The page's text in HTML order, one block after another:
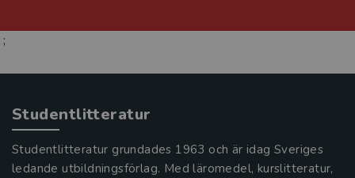
;
Studentlitteratur
Studentlitteratur grundades 1963 och är idag Sveriges
ledande utbildningsförlag. Med läromedel, kurslitteratur,